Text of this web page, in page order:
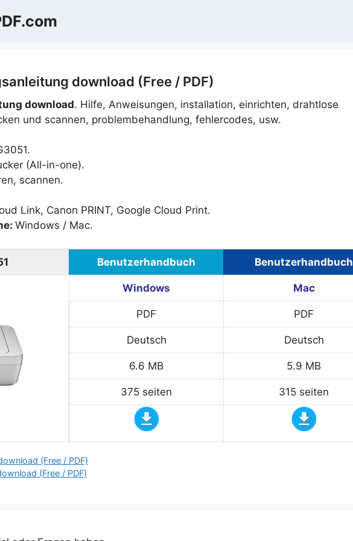
download (Free / PDF)
download. Hilfe, Anweisungen, installation, einrichten, drahtlose
und scannen, problembehandlung, fehlercodes, usw.
(All-in-one).
scannen.
Link, Canon PRINT, Google Cloud Print.
Windows / Mac.
Benutzerhandbuch Benutzerhandbuch
Windows Mac
PDF PDF
Deutsch Deutsch
6.6 MB 5.9 MB
375 seiten 315 seiten
(Free / PDF)
(Free / PDF)